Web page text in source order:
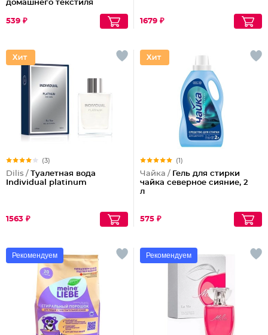
домашнего текстиля
539 ₽
1679 ₽
(3)
Dilis / Туалетная вода
Individual platinum
1563 ₽
(1)
Чайка / Гель для стирки
чайка северное сияние, 2
л
575 ₽
Рекомендуем Рекомендуем